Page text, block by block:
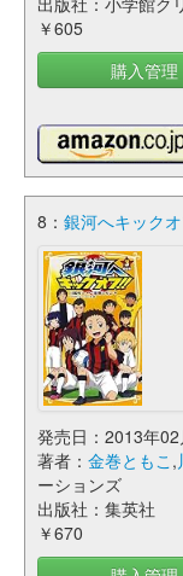
￥605
購入管理
8： 銀河へキック
発売日：2013年02
著者： 金巻ともこ ,
ーションズ
出版社：集英社
￥670